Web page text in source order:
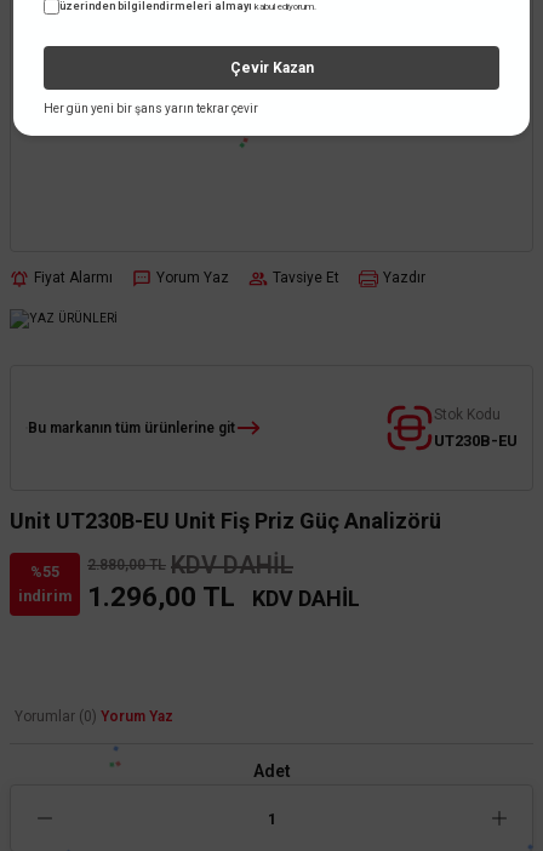
Fiyat Alarmı Yorum Yaz Tavsiye Et Yazdır
Bu markanın tüm ürünlerine git
Stok Kodu
UT230B-EU
Unit UT230B-EU Unit Fiş Priz Güç Analizörü
%55
indirim
2.880,00 TL KDV DAHİL
1.296,00 TL KDV DAHİL
Yorumlar (0) Yorum Yaz
Adet
üzerinden bilgilendirmeleri almayı kabul ediyorum.
Çevir Kazan
Her gün yeni bir şans yarın tekrar çevir